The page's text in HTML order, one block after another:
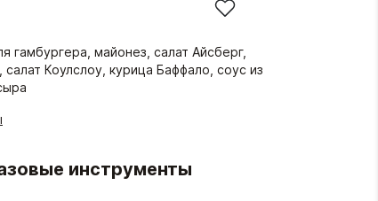
гамбургера, майонез, салат Айсберг,
Коулслоу, курица Баффало, соус из
инструменты